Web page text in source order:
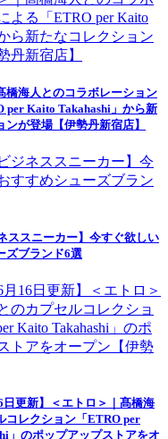
橋海人とのコラボレーション
per Kaito Takahashi」から新
ンが登場【伊勢丹新宿店】
ススニーカー】今すぐ欲しい
ズブランド6選
日更新】＜エトロ＞｜髙橋海
コレクション「ETRO per
」のポップアップストアをオ